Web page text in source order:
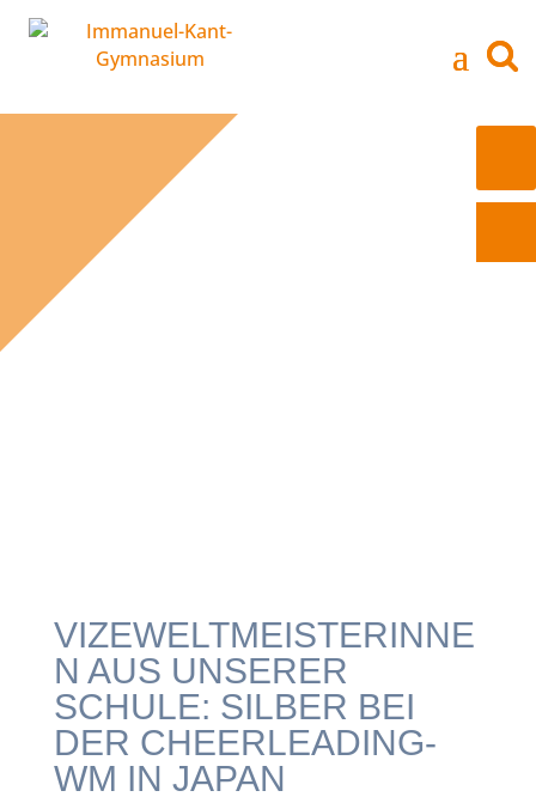
VIZEWELTMEISTERINNE
N AUS UNSERER
SCHULE: SILBER BEI
DER CHEERLEADING-
WM IN JAPAN